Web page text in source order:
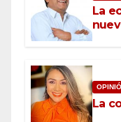
La
La